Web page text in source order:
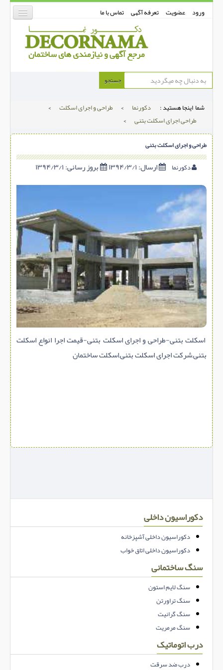
ورود عضویت تعرفه آگهی تماس با ما
دکورنما
دیوارپوش
دکوراسیون داخلی
درب و پنجره
بتن-بتون
شهری ترافیکی
ساخت و ساز
مصالح ساختمانی
سازه پیش ساخته
سنگ ساختمانی
عایق ساختمان
سرویس بهداشتی
پله,نرده,حفاظ
برقی,روشنایی,ایمنی
تاسیسات ساختمان
ابزار آلات ساختمانی
جستجو
شما اینجا هستید : دکورنما > طراحی و اجرای اسکلت
>
طراحی اجرای اسکلت بتنی
>
طراحی و اجرای اسکلت بتنی
دکورنما ارسال:۱۳۹۴/۳/۱ بروز رسانی:
اسکلت بتنی-طراحی و اجرای اسکلت بتنی-قیمت اجرا انواع اسکلت
بتنی,شرکت اجرای اسکلت بتنی,اسکلت ساختمان
دکوراسیون داخلی
دکوراسیون داخلی آشپزخانه
دکوراسیون داخلی اتاق خواب
سنگ ساختمانی
سنگ لایم استون
سنگ تراورتن
سنگ گرانیت
سنگ مرمریت
درب اتوماتیک
درب ضد سرقت